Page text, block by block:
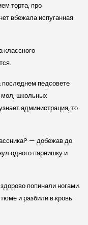
торта, про
вбежала испуганная
последнем педсовете
мол, школьных
администрация, то
— добежав до
одного парнишку и
попинали ногами.
и разбили в кровь